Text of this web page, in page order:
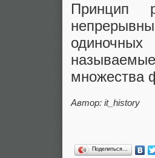
Принцип
множества
Автор: it_history
Поделиться…